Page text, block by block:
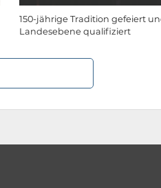
150-jährige Tradition gefeiert
Landesebene qualifiziert